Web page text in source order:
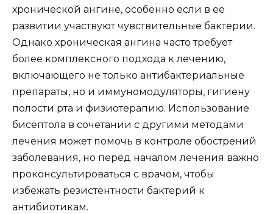
хронической ангине, особенно если в ее
развитии участвуют чувствительные бактерии.
Однако хроническая ангина часто требует
более комплексного подхода к лечению,
включающего не только антибактериальные
препараты, но и иммуномодуляторы, гигиену
полости рта и физиотерапию. Использование
бисептола в сочетании с другими методами
лечения может помочь в контроле обострений
заболевания, но перед началом лечения важно
проконсультироваться с врачом, чтобы
избежать резистентности бактерий к
антибиотикам.